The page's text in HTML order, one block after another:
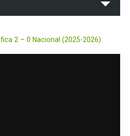
2 – 0 Nacional (2025-2026)